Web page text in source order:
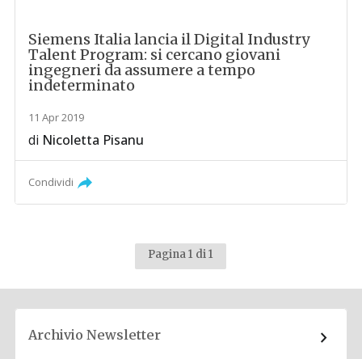
Siemens Italia lancia il Digital Industry
Talent Program: si cercano giovani
ingegneri da assumere a tempo
indeterminato
11 Apr 2019
di Nicoletta Pisanu
Condividi
Pagina 1 di 1
Archivio Newsletter